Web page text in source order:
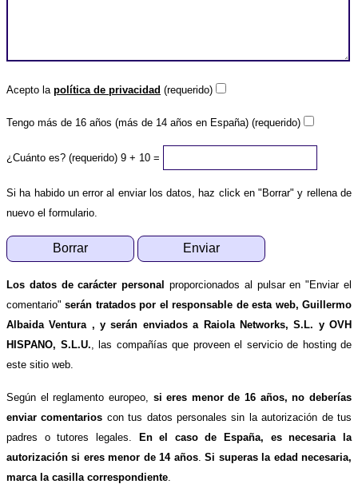
Acepto la política de privacidad (requerido)
Tengo más de 16 años (más de 14 años en España) (requerido)
¿Cuánto es? (requerido) 9 + 10 =
Si ha habido un error al enviar los datos, haz click en "Borrar" y rellena de
nuevo el formulario.
Los datos de carácter personal
proporcionados al pulsar en "Enviar el
comentario"serán tratados por el responsable de esta web, Guillermo
Albaida Ventura , y serán enviados a Raiola Networks, S.L. y OVH
HISPANO, S.L.U. , las compañías que proveen el servicio de hosting de
este sitio web.
Según el reglamento europeo, si eres menor de 16 años, no deberías
enviar comentarios con tus datos personales sin la autorización de tus
padres o tutores legales.
En el caso de España, es necesaria la
autorización si eres menor de 14 años.Si superas la edad necesaria,
marca la casilla correspondiente